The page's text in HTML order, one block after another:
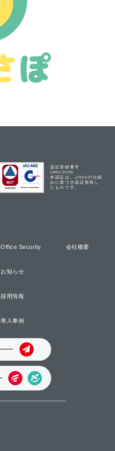
認証登録番号
ISMS/0393
本認証は、JISSAの仕組
みに基づき認証取得し
たものです。
Office Security
お知らせ
採用情報
導入事例
会社概要